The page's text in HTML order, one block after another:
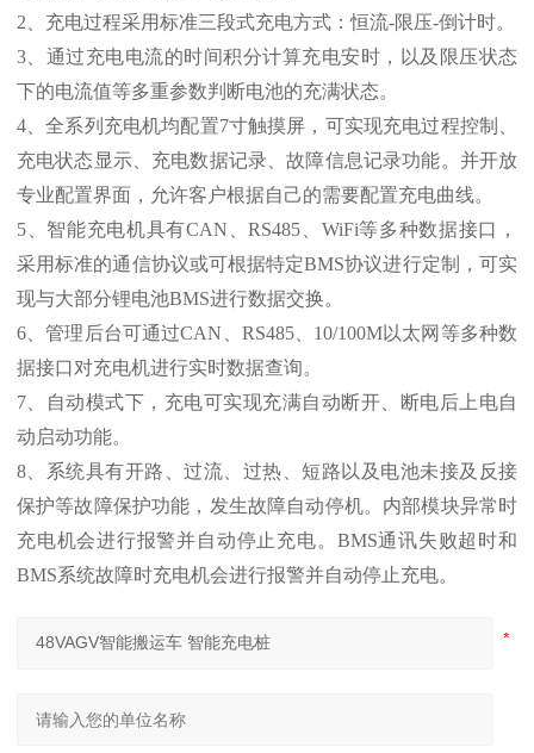
2、充电过程采用标准三段式充电方式：恒流-限压-倒计时。
3、通过充电电流的时间积分计算充电安时，以及限压状态
下的电流值等多重参数判断电池的充满状态。
4、全系列充电机均配置7寸触摸屏，可实现充电过程控制、
充电状态显示、充电数据记录、故障信息记录功能。并开放
专业配置界面，允许客户根据自己的需要配置充电曲线。
5、智能充电机具有CAN、RS485、WiFi等多种数据接口，
采用标准的通信协议或可根据特定BMS协议进行定制，可实
现与大部分锂电池BMS进行数据交换。
6、管理后台可通过CAN、RS485、10/100M以太网等多种数
据接口对充电机进行实时数据查询。
7、自动模式下，充电可实现充满自动断开、断电后上电自
动启动功能。
8、系统具有开路、过流、过热、短路以及电池未接及反接
保护等故障保护功能，发生故障自动停机。内部模块异常时
充电机会进行报警并自动停止充电。BMS通讯失败超时和
BMS系统故障时充电机会进行报警并自动停止充电。